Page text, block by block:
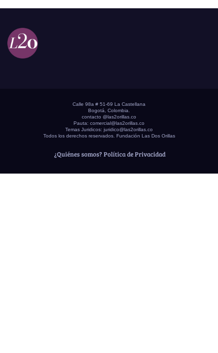
Calle 98a # 51-69 La Castellana
Bogotá, Colombia.
contacto @las2orillas.co
Pauta: comercial@las2orillas.co
Temas Juridicos: juridico@las2orillas.co
Todos los derechos reservados. Fundación Las Dos Orillas
¿Quiénes somos? Política de Privacidad